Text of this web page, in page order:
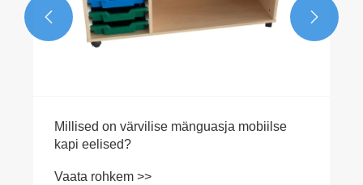
Millised on värvilise mänguasja mobiilse
kapi eelised?
Vaata rohkem >>
 